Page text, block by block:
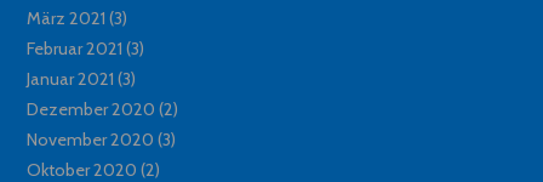
März 2021 (3)
Februar 2021 (3)
Januar 2021 (3)
Dezember 2020 (2)
November 2020 (3)
Oktober 2020 (2)